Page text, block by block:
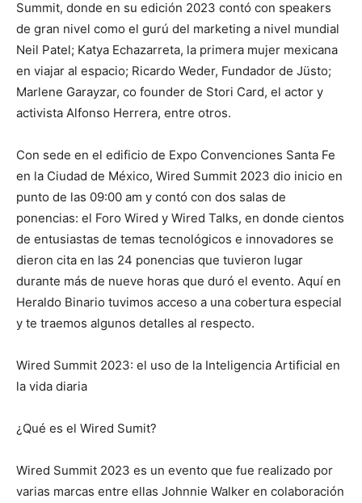
Summit, donde en su edición 2023 contó con speakers
de gran nivel como el gurú del marketing a nivel mundial
Neil Patel; Katya Echazarreta, la primera mujer mexicana
en viajar al espacio; Ricardo Weder, Fundador de Jüsto;
Marlene Garayzar, co founder de Stori Card, el actor y
activista Alfonso Herrera, entre otros.
Con sede en el edificio de Expo Convenciones Santa Fe
en la Ciudad de México, Wired Summit 2023 dio inicio en
punto de las 09:00 am y contó con dos salas de
ponencias: el Foro Wired y Wired Talks, en donde cientos
de entusiastas de temas tecnológicos e innovadores se
dieron cita en las 24 ponencias que tuvieron lugar
durante más de nueve horas que duró el evento. Aquí en
Heraldo Binario tuvimos acceso a una cobertura especial
y te traemos algunos detalles al respecto.
Wired Summit 2023: el uso de la Inteligencia Artificial en
la vida diaria
¿Qué es el Wired Sumit?
Wired Summit 2023 es un evento que fue realizado por
varias marcas entre ellas Johnnie Walker en colaboración